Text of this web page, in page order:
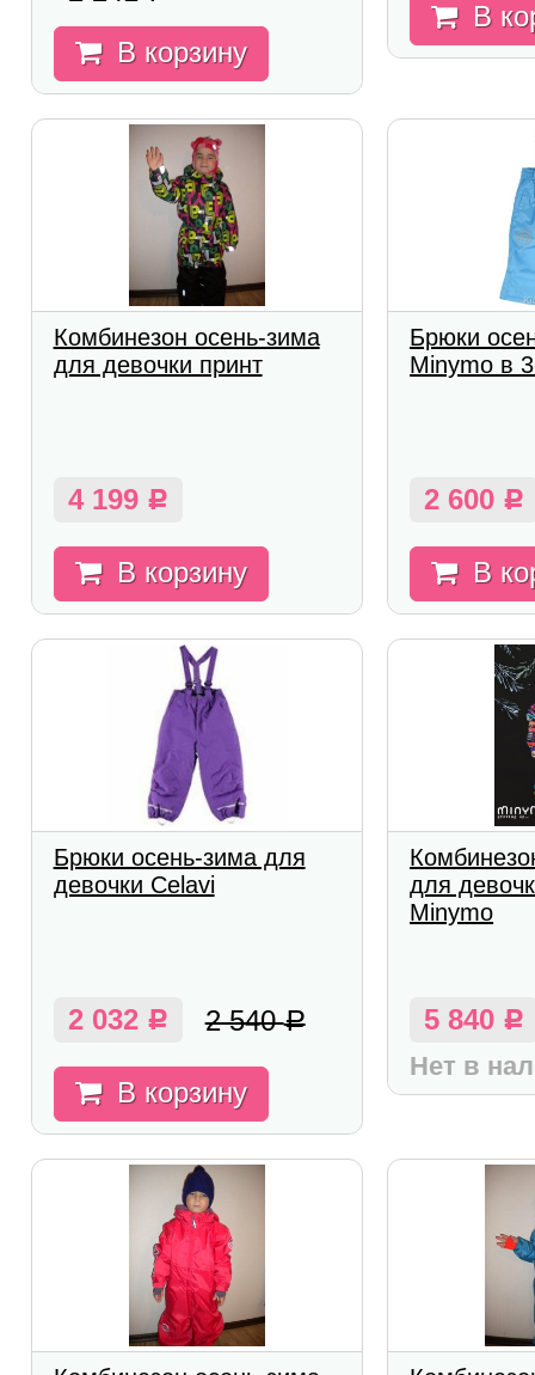
В корзину
В
Комбинезон осень-зима
для девочки принт
4 199 Р
В корзину
Брюки
Minymo в
2 600 Р
В
Брюки осень-зима для
девочки Celavi
2 032 Р 2 540Р
В корзину
для
Minymo
5 840 Р
Нет в